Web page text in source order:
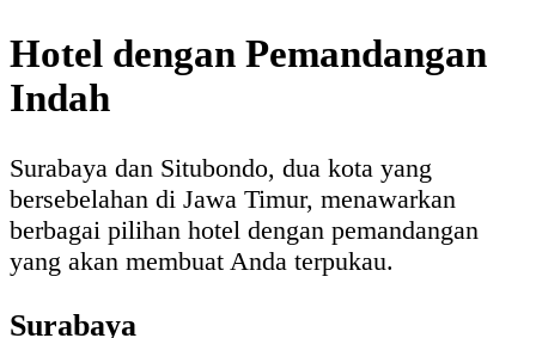
Hotel dengan Pemandangan
Indah
Surabaya dan Situbondo, dua kota yang
bersebelahan di Jawa Timur, menawarkan
berbagai pilihan hotel dengan pemandangan
yang akan membuat Anda terpukau.
Surabaya